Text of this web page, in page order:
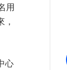
用
心